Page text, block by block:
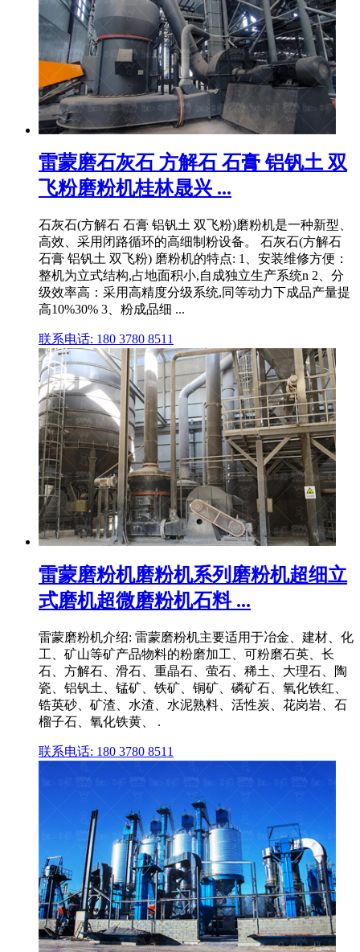
雷蒙磨石灰石 方解石 石膏 铝钒土 双
飞粉磨粉机桂林晟兴 ...
石灰石(方解石 石膏 铝钒土 双飞粉)磨粉机是一种新型、
高效、采用闭路循环的高细制粉设备。 石灰石(方解石
石膏 铝钒土 双飞粉) 磨粉机的特点: 1、安装维修方便：
整机为立式结构,占地面积小,自成独立生产系统n 2、分
级效率高：采用高精度分级系统,同等动力下成品产量提
高10%30% 3、粉成品细 ...
联系电话: 180 3780 8511
雷蒙磨粉机磨粉机系列磨粉机超细立
式磨机超微磨粉机石料 ...
雷蒙磨粉机介绍: 雷蒙磨粉机主要适用于冶金、建材、化
工、矿山等矿产品物料的粉磨加工、可粉磨石英、长
石、方解石、滑石、重晶石、萤石、稀土、大理石、陶
瓷、铝钒土、锰矿、铁矿、铜矿、磷矿石、氧化铁红、
锆英砂、矿渣、水渣、水泥熟料、活性炭、花岗岩、石
榴子石、氧化铁黄、 .
联系电话: 180 3780 8511